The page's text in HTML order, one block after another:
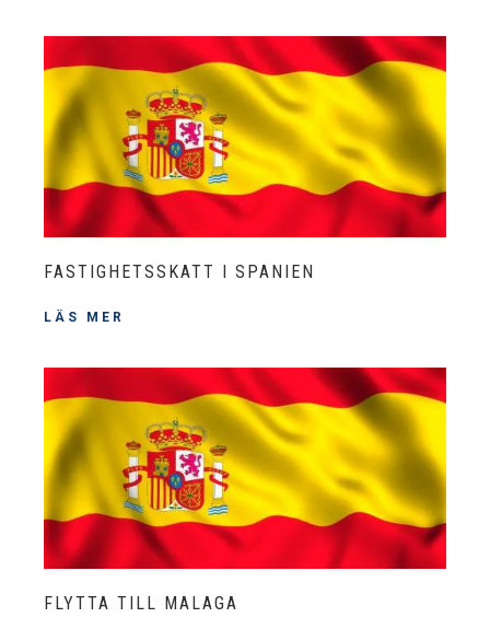
FASTIGHETSSKATT I SPANIEN
LÄS MER
FLYTTA TILL MALAGA